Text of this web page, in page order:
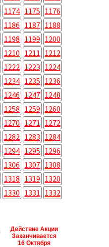
1174 1175 1176
1186 1187 1188
1198 1199 1200
1210 1211 1212
1222 1223 1224
1234 1235 1236
1246 1247 1248
1258 1259 1260
1270 1271 1272
1282 1283 1284
1294 1295 1296
1306 1307 1308
1318 1319 1320
1330 1331 1332
Действие Акции
Заканчивается
16 Октября